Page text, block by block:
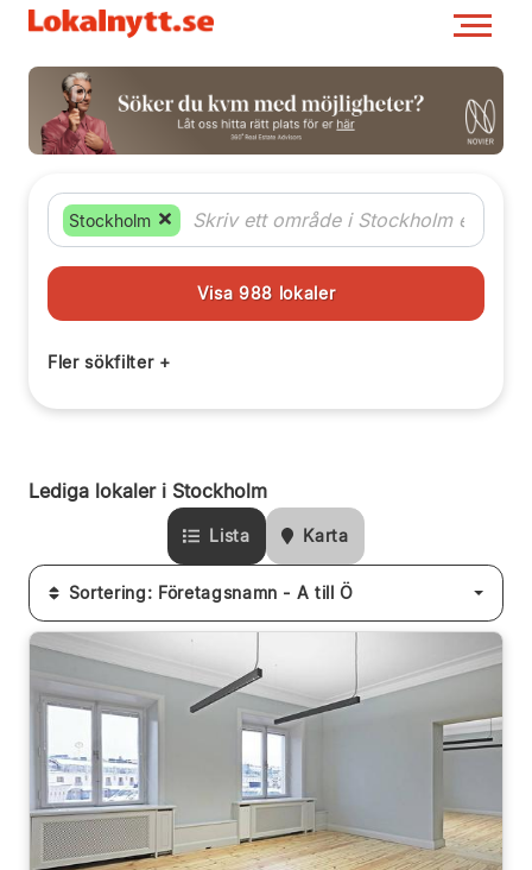
Stockholm
Lediga lokaler i Stockholm
Lista Karta
Sortering: Företagsnamn - A till Ö